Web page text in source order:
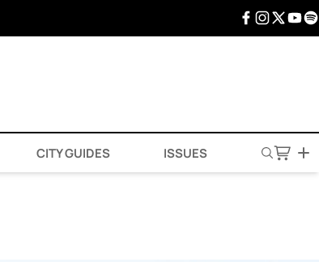
CITY GUIDES ISSUES